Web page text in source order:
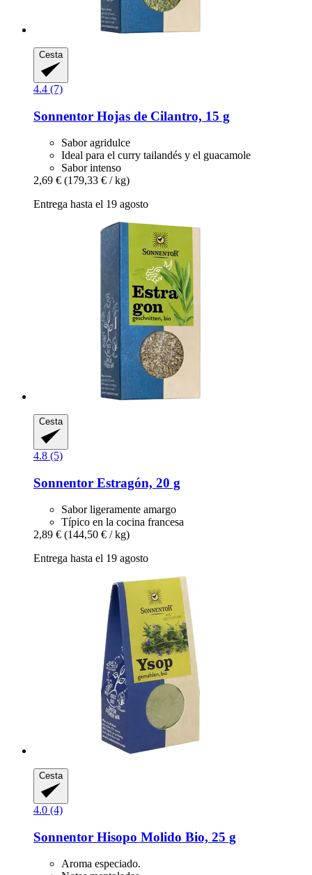
Cesta
4.4 (7)
Sonnentor Hojas de Cilantro, 15 g
Sabor agridulce
Ideal para el curry tailandés y el guacamole
Sabor intenso
2,69 € (179,33 € / kg)
Entrega hasta el 19 agosto
Cesta
4.8 (5)
Sonnentor Estragón, 20 g
Sabor ligeramente amargo
Típico en la cocina francesa
2,89 € (144,50 € / kg)
Entrega hasta el 19 agosto
Cesta
4.0 (4)
Sonnentor Hisopo Molido Bio, 25 g
Aroma especiado.